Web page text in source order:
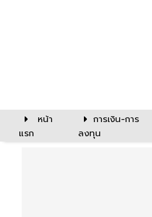
หน้า
แรก
การเงิน-การ
ลงทุน